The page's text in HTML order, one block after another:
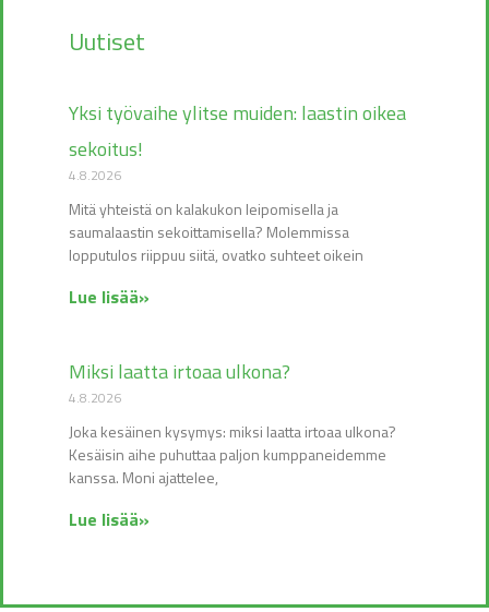
Uutiset
Yksi työvaihe ylitse muiden: laastin oikea
sekoitus!
4.8.2026
Mitä yhteistä on kalakukon leipomisella ja
saumalaastin sekoittamisella? Molemmissa
lopputulos riippuu siitä, ovatko suhteet oikein
Lue lisää»
Miksi laatta irtoaa ulkona?
4.8.2026
Joka kesäinen kysymys: miksi laatta irtoaa ulkona?
Kesäisin aihe puhuttaa paljon kumppaneidemme
kanssa. Moni ajattelee,
Lue lisää»